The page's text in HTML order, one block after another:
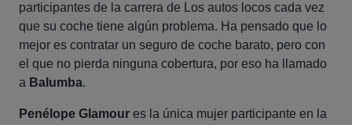
participantes de la carrera de Los autos locos cada vez
que su coche tiene algún problema. Ha pensado que lo
mejor es contratar un seguro de coche barato, pero con
el que no pierda ninguna cobertura, por eso ha llamado
a Balumba.
Penélope Glamour es la única mujer participante en la